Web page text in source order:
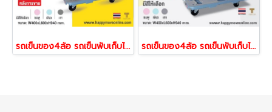
รถเข็นของ4ล้อ รถเข็นพับเก็บได้150กก.รถเข็นท้องแบน รถเข็นของพื้นไฟเบอร์เทคไม่เป็นสนิม รถเข็นต่อขยายได้ แข็งแรงทนทาน พร้อมส่ง Happy Move 41882 รถเข็นของ4ล้อ รถเข็นพับเก็บได้150กก.รถเข็นท้องแบน รถเข็นของพื้นไฟเบอร์เทคไม่เป็นสนิม รถเข็นต่อขยายได้ แข็งแรงทนทาน พร้อมส่ง Happy Move